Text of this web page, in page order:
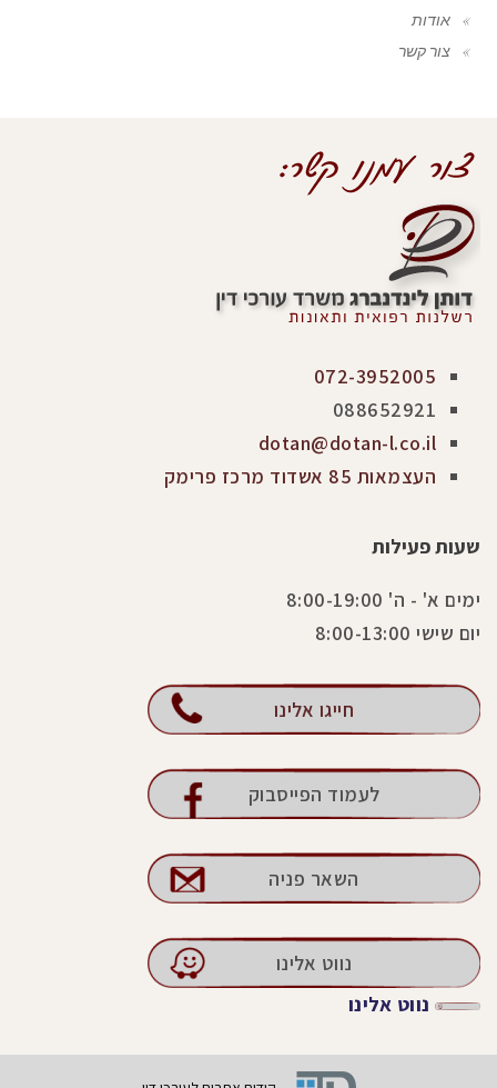
אודות
צור קשר
072-3952005
088652921
dotan@dotan-l.co.il
העצמאות 85 אשדוד מרכז פרימק
שעות פעילות
ימים א' - ה' 8:00-19:00
יום שישי 8:00-13:00
חייגו אלינו
לעמוד הפייסבוק
השאר פניה
נווט אלינו
נווט אלינו